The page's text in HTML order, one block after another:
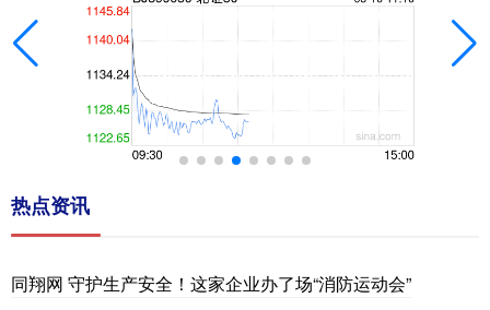
热点资讯
同翔网 守护生产安全！这家企业办了场“消防运动会”